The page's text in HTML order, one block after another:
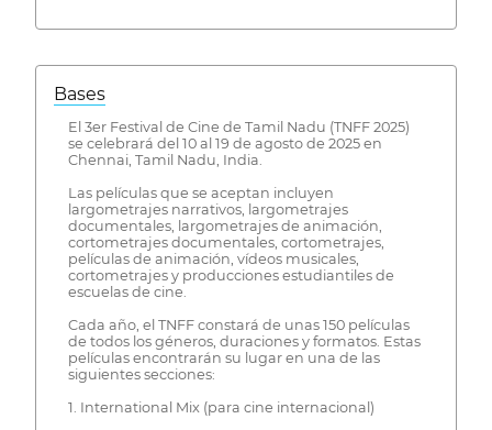
Bases
El 3er Festival de Cine de Tamil Nadu (TNFF 2025)
se celebrará del 10 al 19 de agosto de 2025 en
Chennai, Tamil Nadu, India.
Las películas que se aceptan incluyen
largometrajes narrativos, largometrajes
documentales, largometrajes de animación,
cortometrajes documentales, cortometrajes,
películas de animación, vídeos musicales,
cortometrajes y producciones estudiantiles de
escuelas de cine.
Cada año, el TNFF constará de unas 150 películas
de todos los géneros, duraciones y formatos. Estas
películas encontrarán su lugar en una de las
siguientes secciones:
1. International Mix (para cine internacional)